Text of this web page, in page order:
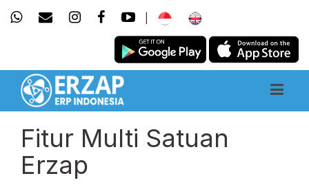
Fitur Multi Satuan
Erzap